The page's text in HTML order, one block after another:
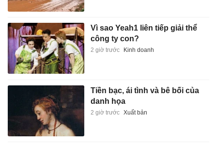
Vì sao Yeah1 liên tiếp giải thể
công ty con?
2 giờ trước Kinh doanh
Tiền bạc, ái tình và bê bối của
danh họa
2 giờ trước Xuất bản